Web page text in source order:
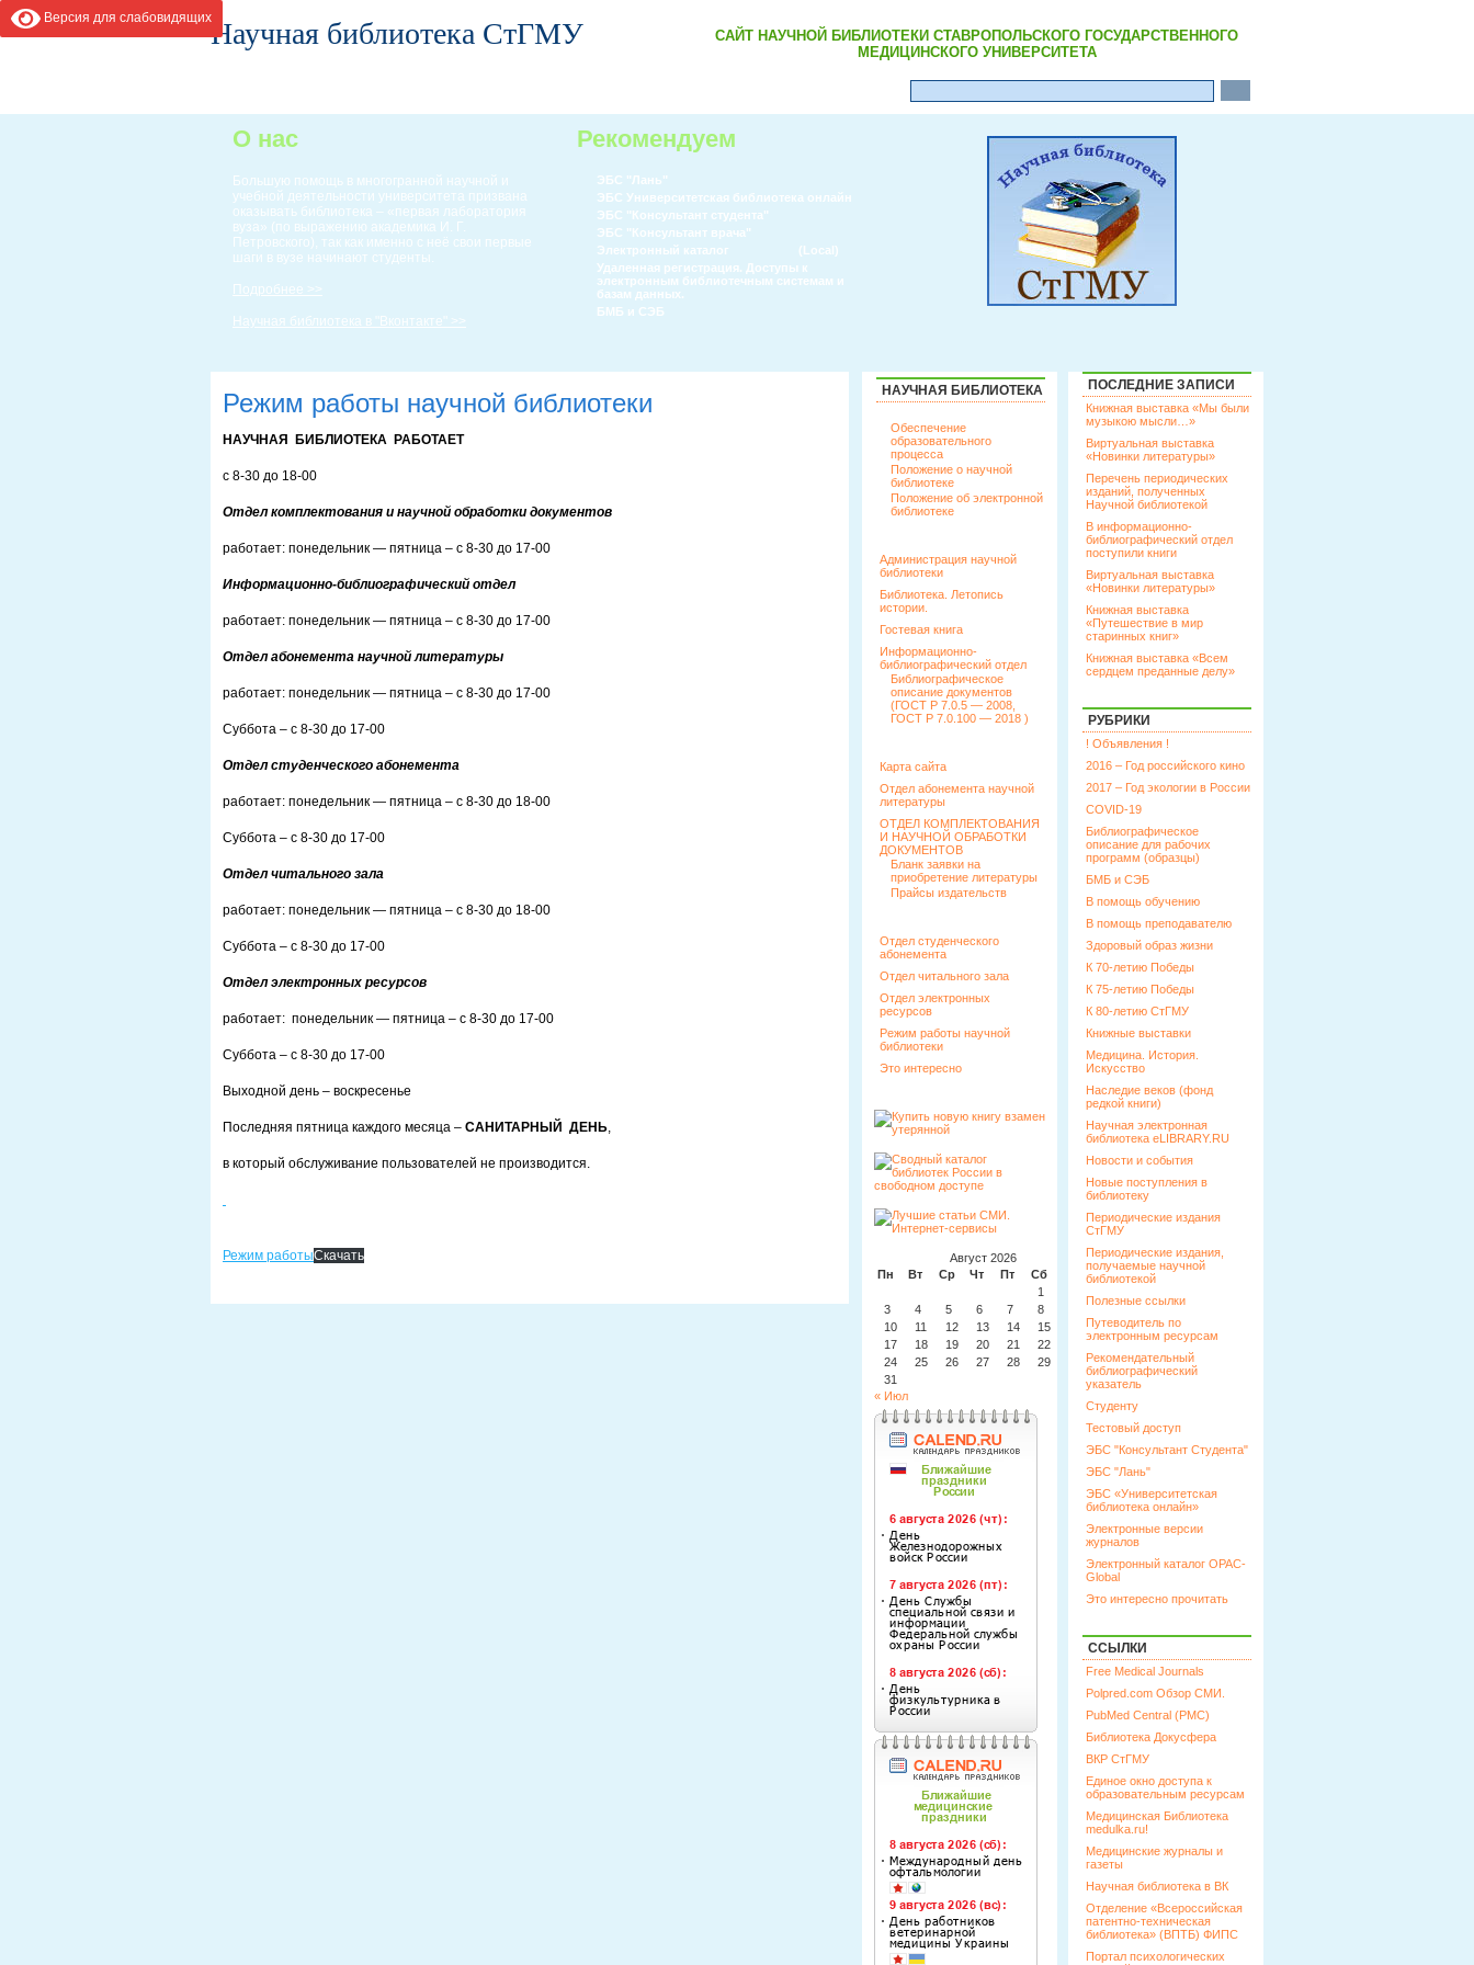
Версия для слабовидящихНаучная библиотека СтГМУ
САЙТ НАУЧНОЙ БИБЛИОТЕКИ СТАВРОПОЛЬСКОГО ГОСУДАРСТВЕННОГО
МЕДИЦИНСКОГО УНИВЕРСИТЕТА
О нас
Большую помощь в многогранной научной и
учебной деятельности университета призвана
оказывать библиотека – «первая лаборатория
вуза» (по выражению академика И. Г.
Петровского), так как именно с неё свои первые
шаги в вузе начинают студенты.
Подробнее >>
Научная библиотека в "Вконтакте" >>
Рекомендуем
ЭБС "Лань"
ЭБС Университетская библиотека онлайн
ЭБС "Консультант студента"
ЭБС "Консультант врача"
Электронный каталог
(Local)
Удаленная регистрация. Доступы к
электронным библиотечным системам и
базам данных.
БМБ и СЭБ
Режим работы научной библиотеки
НАУЧНАЯ БИБЛИОТЕКА РАБОТАЕТ
с 8-30 до 18-00
Отдел комплектования и научной обработки документов
работает: понедельник — пятница – с 8-30 до 17-00
Информационно-библиографический отдел
работает: понедельник — пятница – с 8-30 до 17-00
Отдел абонемента научной литературы
работает: понедельник — пятница – с 8-30 до 17-00
Суббота – с 8-30 до 17-00
Отдел студенческого абонемента
работает: понедельник — пятница – с 8-30 до 18-00
Суббота – с 8-30 до 17-00
Отдел читального зала
работает: понедельник — пятница – с 8-30 до 18-00
Суббота – с 8-30 до 17-00
Отдел электронных ресурсов
работает: понедельник — пятница – с 8-30 до 17-00
Суббота – с 8-30 до 17-00
Выходной день – воскресенье
Последняя пятница каждого месяца – САНИТАРНЫЙ ДЕНЬ,
в который обслуживание пользователей не производится.
Режим работыСкачать
НАУЧНАЯ БИБЛИОТЕКА
Обеспечение
образовательного
процесса
Положение о научной
библиотеке
Положение об электронной
библиотеке
Администрация научной
библиотеки
Библиотека. Летопись
истории.
Гостевая книга
Информационно-
библиографический отдел
Библиографическое
описание документов
(ГОСТ Р 7.0.5 — 2008,
ГОСТ Р 7.0.100 — 2018 )
Карта сайта
Отдел абонемента научной
литературы
ОТДЕЛ КОМПЛЕКТОВАНИЯ
И НАУЧНОЙ ОБРАБОТКИ
ДОКУМЕНТОВ
Бланк заявки на
приобретение литературы
Прайсы издательств
Отдел студенческого
абонемента
Отдел читального зала
Отдел электронных
ресурсов
Режим работы научной
библиотеки
Это интересно
Август 2026
Пн
Вт Ср Чт Пт Сб
1
3
4 5 6 7 8
10
11 12 13 14 15
17
18 19 20 21 22
24
25 26 27 28 29
31
« Июл
ПОСЛЕДНИЕ ЗАПИСИ
Книжная выставка «Мы были
музыкою мысли…»
Виртуальная выставка
«Новинки литературы»
Перечень периодических
изданий, полученных
Научной библиотекой
В информационно-
библиографический отдел
поступили книги
Виртуальная выставка
«Новинки литературы»
Книжная выставка
«Путешествие в мир
старинных книг»
Книжная выставка «Всем
сердцем преданные делу»
РУБРИКИ
! Объявления !
2016 – Год российского кино
2017 – Год экологии в России
COVID-19
Библиографическое
описание для рабочих
программ (образцы)
БМБ и СЭБ
В помощь обучению
В помощь преподавателю
Здоровый образ жизни
К 70-летию Победы
К 75-летию Победы
К 80-летию СтГМУ
Книжные выставки
Медицина. История.
Искусство
Наследие веков (фонд
редкой книги)
Научная электронная
библиотека eLIBRARY.RU
Новости и события
Новые поступления в
библиотеку
Периодические издания
СтГМУ
Периодические издания,
получаемые научной
библиотекой
Полезные ссылки
Путеводитель по
электронным ресурсам
Рекомендательный
библиографический
указатель
Студенту
Тестовый доступ
ЭБС "Консультант Студента"
ЭБС "Лань"
ЭБС «Университетская
библиотека онлайн»
Электронные версии
журналов
Электронный каталог OPAC-
Global
Это интересно прочитать
ССЫЛКИ
Free Medical Journals
Polpred.com Обзор СМИ.
PubMed Central (PMC)
Библиотека Докусфера
ВКР СтГМУ
Единое окно доступа к
образовательным ресурсам
Медицинская Библиотека
medulka.ru!
Медицинские журналы и
газеты
Научная библиотека в ВК
Отделение «Всероссийская
патентно-техническая
библиотека» (ВПТБ) ФИПС
Портал психологических